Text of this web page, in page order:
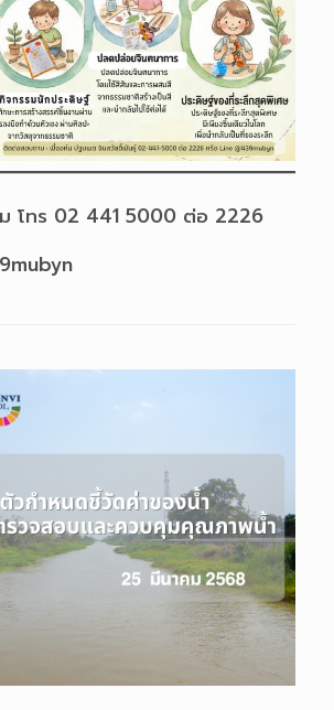
โทร 02 441 5000 ต่อ 2226